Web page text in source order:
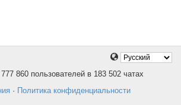
777 860 пользователей в 183 502 чатах
· Политика конфиденциальности